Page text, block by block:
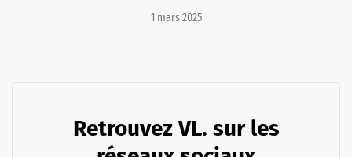
1 mars 2025
Retrouvez VL. sur les